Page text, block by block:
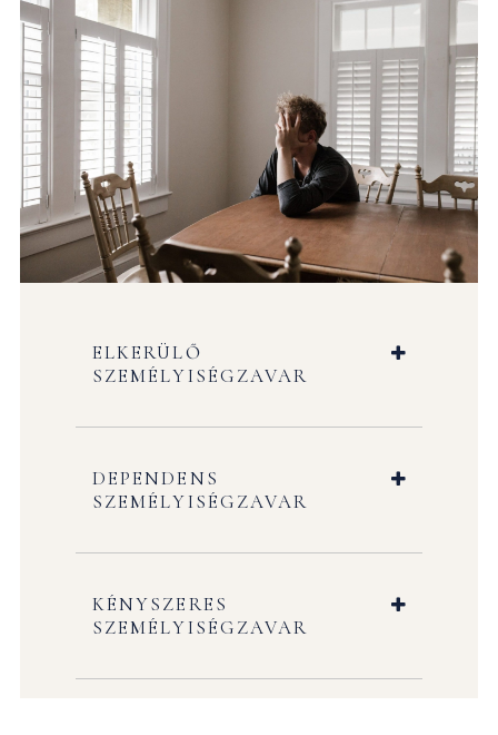
ELKERÜLŐ
SZEMÉLYISÉGZAVAR
DEPENDENS
SZEMÉLYISÉGZAVAR
KÉNYSZERES
SZEMÉLYISÉGZAVAR